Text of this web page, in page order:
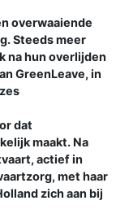
overwaaiende
Steeds meer
na hun overlijden
GreenLeave, in
dat
maakt. Na
actief in
met haar
zich aan bij